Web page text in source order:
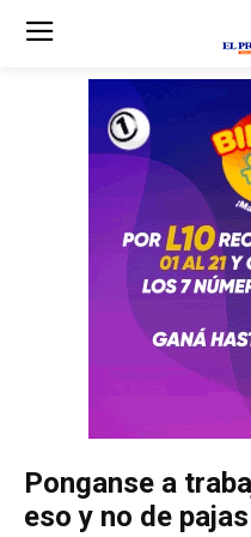
Partidos Políticos
Partido Liberal
Unificación
Anticorrupción
Partidos Políticos
Partido Liberal
Unificación
Anticorrupción
Ponganse a
eso y no de